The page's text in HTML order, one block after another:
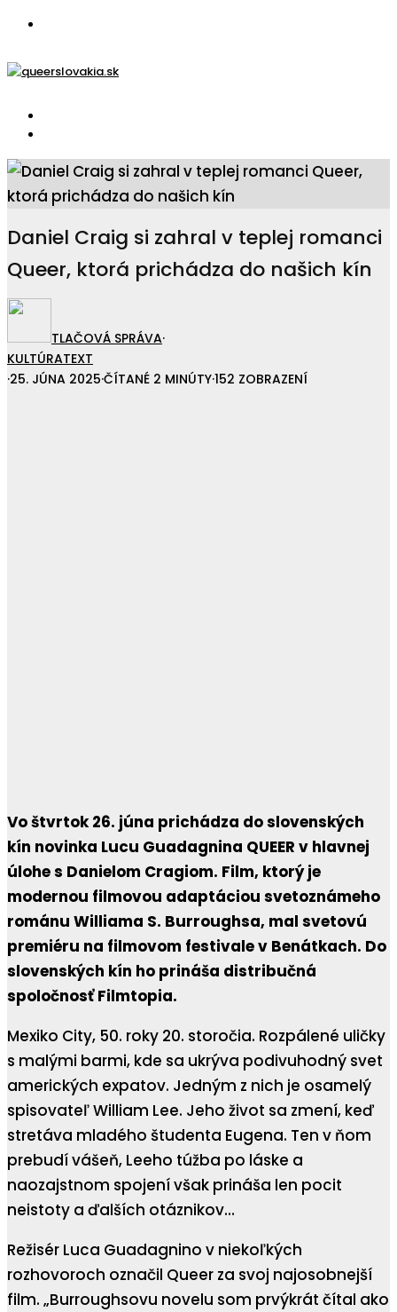
Daniel Craig si zahral v teplej romanci
Queer, ktorá prichádza do našich kín
TLAČOVÁ SPRÁVA·
KULTÚRATEXT
·25. JÚNA 2025·ČÍTANÉ 2 MINÚTY·152 ZOBRAZENÍ
Vo štvrtok 26. júna prichádza do slovenských
kín novinka Lucu Guadagnina QUEER v hlavnej
úlohe s Danielom Cragiom. Film, ktorý je
modernou filmovou adaptáciou svetoznámeho
románu Williama S. Burroughsa, mal svetovú
premiéru na filmovom festivale v Benátkach. Do
slovenských kín ho prináša distribučná
spoločnosť Filmtopia.
Mexiko City, 50. roky 20. storočia. Rozpálené uličky
s malými barmi, kde sa ukrýva podivuhodný svet
amerických expatov. Jedným z nich je osamelý
spisovateľ William Lee. Jeho život sa zmení, keď
stretáva mladého študenta Eugena. Ten v ňom
prebudí vášeň, Leeho túžba po láske a
naozajstnom spojení však prináša len pocit
neistoty a ďalších otáznikov…
Režisér Luca Guadagnino v niekoľkých
rozhovoroch označil Queer za svoj najosobnejší
film. „Burroughsovu novelu som prvýkrát čítal ako